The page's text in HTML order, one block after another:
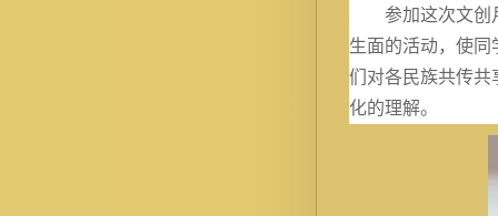
参加这次文创
生面的活动，使
们对各民族共传共
化的理解。